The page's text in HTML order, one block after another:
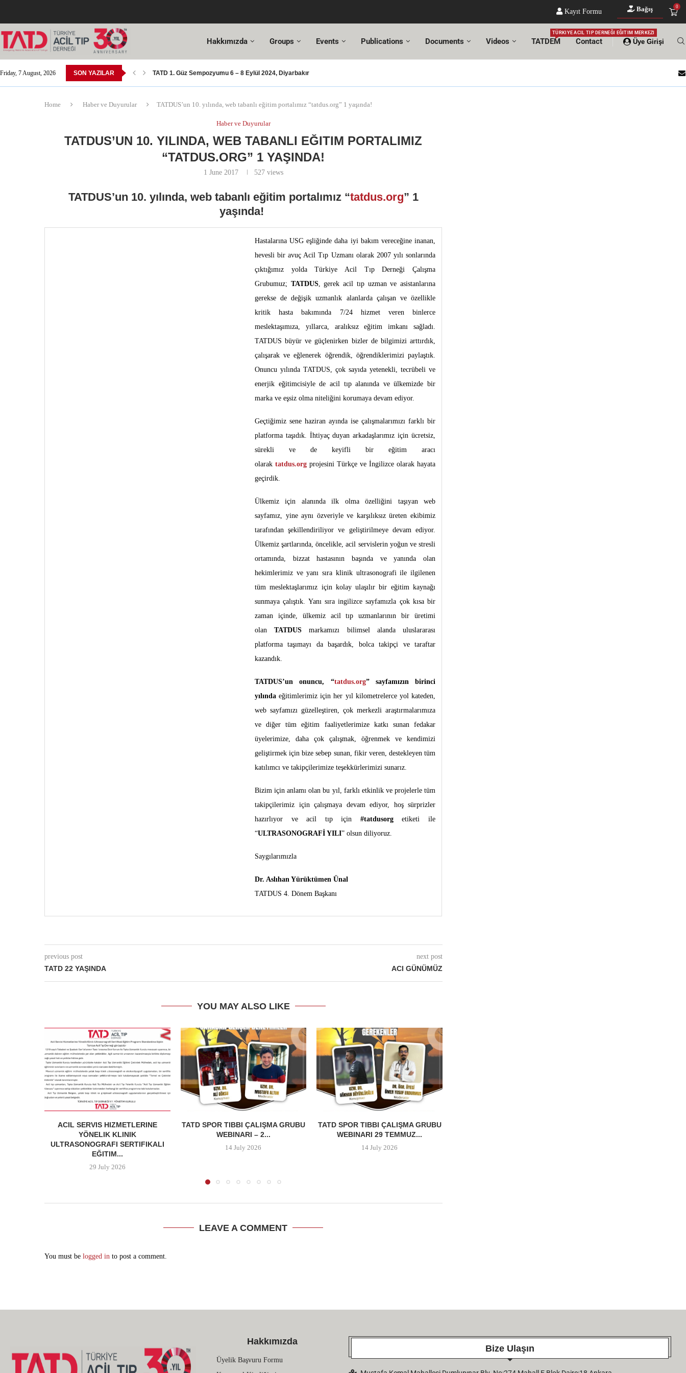
Kayıt Formu Bağış 0
Hakkımızda Groups Events Publications Documents Videos TATDEM
TÜRKIYE ACIL TIP DERNEĞI EĞITIM MERKEZI
Contact Üye Girişi
Friday, 7 August, 2026 SON YAZILAR TATD 1. Güz Sempozyumu 6 – 8 Eylül 2024, Diyarbakır
Home Haber ve Duyurular TATDUS’un 10. yılında, web tabanlı eğitim portalımız “tatdus.org” 1 yaşında!
Haber ve Duyurular
TATDUS’UN 10. YILINDA, WEB TABANLI EĞITIM PORTALIMIZ
“TATDUS.ORG” 1 YAŞINDA!
1 June 2017 527views
TATDUS’un 10. yılında, web tabanlı eğitim portalımız “tatdus.org” 1
yaşında!
Hastalarına USG eşliğinde daha iyi bakım vereceğine inanan,
hevesli bir avuç Acil Tıp Uzmanı olarak 2007 yılı sonlarında
çıktığımız yolda Türkiye Acil Tıp Derneği Çalışma
Grubumuz; TATDUS, gerek acil tıp uzman ve asistanlarına
gerekse de değişik uzmanlık alanlarda çalışan ve özellikle
kritik hasta bakımında 7/24 hizmet veren binlerce
meslektaşımıza, yıllarca, aralıksız eğitim imkanı sağladı.
TATDUS büyür ve güçlenirken bizler de bilgimizi arttırdık,
çalışarak ve eğlenerek öğrendik, öğrendiklerimizi paylaştık.
Onuncu yılında TATDUS, çok sayıda yetenekli, tecrübeli ve
enerjik eğitimcisiyle de acil tıp alanında ve ülkemizde bir
marka ve eşsiz olma niteliğini korumaya devam ediyor.
Geçtiğimiz sene haziran ayında ise çalışmalarımızı farklı bir
platforma taşıdık. İhtiyaç duyan arkadaşlarımız için ücretsiz,
sürekli ve de keyifli bir eğitim aracı
olarak tatdus.org projesini Türkçe ve İngilizce olarak hayata
geçirdik.
Ülkemiz için alanında ilk olma özelliğini taşıyan web
sayfamız, yine aynı özveriyle ve karşılıksız üreten ekibimiz
tarafından şekillendiriliyor ve geliştirilmeye devam ediyor.
Ülkemiz şartlarında, öncelikle, acil servislerin yoğun ve stresli
ortamında, bizzat hastasının başında ve yanında olan
hekimlerimiz ve yanı sıra klinik ultrasonografi ile ilgilenen
tüm meslektaşlarımız için kolay ulaşılır bir eğitim kaynağı
sunmaya çalıştık. Yanı sıra ingilizce sayfamızla çok kısa bir
zaman içinde, ülkemiz acil tıp uzmanlarının bir üretimi
olanTATDUS markamızı bilimsel alanda uluslararası
platforma taşımayı da başardık, bolca takipçi ve taraftar
kazandık.
TATDUS’un onuncu, “tatdus.org” sayfamızın birinci
yılındaeğitimlerimiz için her yıl kilometrelerce yol kateden,
web sayfamızı güzelleştiren, çok merkezli araştırmalarımıza
ve diğer tüm eğitim faaliyetlerimize katkı sunan fedakar
üyelerimize, daha çok çalışmak, öğrenmek ve kendimizi
geliştirmek için bize sebep sunan, fikir veren, destekleyen tüm
katılımcı ve takipçilerimize teşekkürlerimizi sunarız.
Bizim için anlamı olan bu yıl, farklı etkinlik ve projelerle tüm
takipçilerimiz için çalışmaya devam ediyor, hoş sürprizler
hazırlıyor ve acil tıp için #tatdusorgetiketi ile
“ULTRASONOGRAFİ YILI” olsun diliyoruz.
Saygılarımızla
Dr. Aslıhan Yürüktümen Ünal
TATDUS 4. Dönem Başkanı
previous post
TATD 22 YAŞINDA
next post
ACI GÜNÜMÜZ
YOU MAY ALSO LIKE
ACIL SERVIS HIZMETLERINE
YÖNELIK KLINIK
ULTRASONOGRAFI SERTIFIKALI
EĞITIM...
29 July 2026
TATD SPOR TIBBI ÇALIŞMA GRUBU
WEBINARI – 2...
14 July 2026
TATD SPOR TIBBI ÇALIŞMA GRUBU
WEBINARI 29 TEMMUZ...
14 July 2026
LEAVE A COMMENT
You must be logged in to post a comment.
Hakkımızda
Üyelik Başvuru Formu
Bize Ulaşın